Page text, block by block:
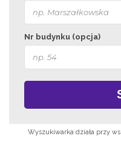
Nr budynku (opcja)
Wyszukiwarka działa przy